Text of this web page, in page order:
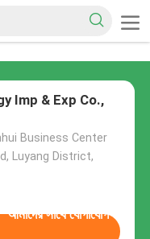
Imp & Exp Co.,
Business Center
Luyang District,
আমাদের সাথে যোগাযোগ